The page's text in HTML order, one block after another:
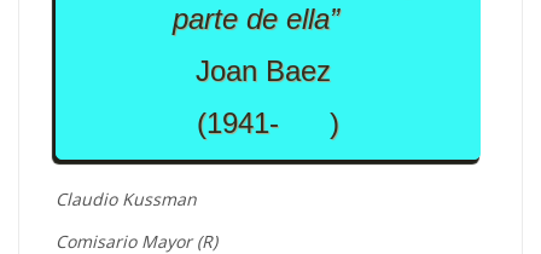
parte de ella”
Joan Baez
(1941- )
Claudio Kussman
Comisario Mayor (R)